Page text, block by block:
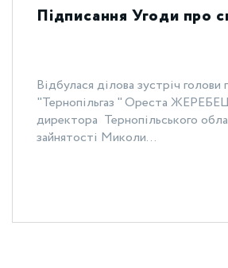
Підписання Угоди про
Відбулася ділова зустріч голови
"Тернопільгаз " Ореста
директора Тернопільського
зайнятості Миколи...